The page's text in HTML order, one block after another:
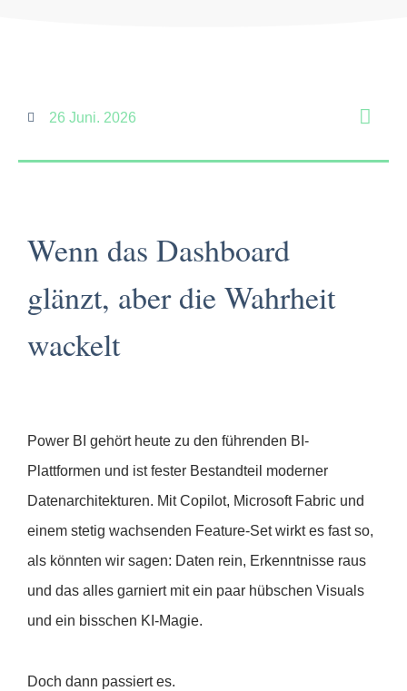
26 Juni. 2026
Wenn das Dashboard
glänzt, aber die Wahrheit
wackelt
Power BI gehört heute zu den führenden BI-
Plattformen und ist fester Bestandteil moderner
Datenarchitekturen. Mit Copilot, Microsoft Fabric und
einem stetig wachsenden Feature-Set wirkt es fast so,
als könnten wir sagen: Daten rein, Erkenntnisse raus
und das alles garniert mit ein paar hübschen Visuals
und ein bisschen KI-Magie.
Doch dann passiert es.